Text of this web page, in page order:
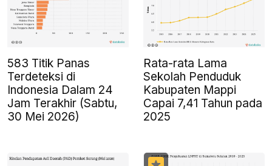
583 Titik Panas
Terdeteksi di
Indonesia Dalam 24
Jam Terakhir (Sabtu,
30 Mei 2026)
Rata-rata Lama
Sekolah Penduduk
Kabupaten Mappi
Capai 7,41 Tahun pada
2025